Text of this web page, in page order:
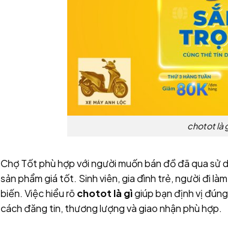
chotot là
Chợ Tốt phù hợp với người muốn bán đồ đã qua sử
sản phẩm giá tốt. Sinh viên, gia đình trẻ, người đi
biến. Việc hiểu rõ chotot là gìgiúp bạn định vị
cách đăng tin, thương lượng và giao nhận phù hợp.